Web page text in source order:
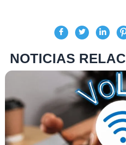
NOTICIAS